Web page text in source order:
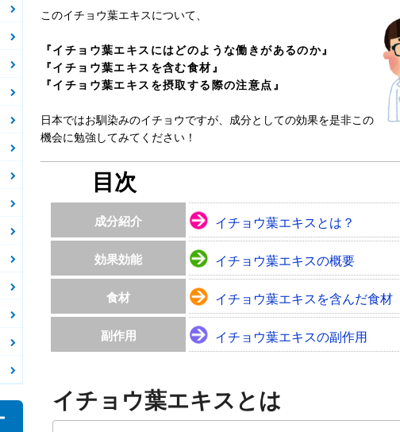
このイチョウ葉エキスについて、
『イチョウ葉エキスにはどのような働きがあるのか』
『イチョウ葉エキスを含む食材』
『イチョウ葉エキスを摂取する際の注意点』
日本ではお馴染みのイチョウですが、成分としての効果を是非この
機会に勉強してみてください！
目次
成分紹介 イチョウ葉エキスとは？
効果効能 イチョウ葉エキスの概要
食材 イチョウ葉エキスを含んだ食材
副作用 イチョウ葉エキスの副作用
イチョウ葉エキスとは